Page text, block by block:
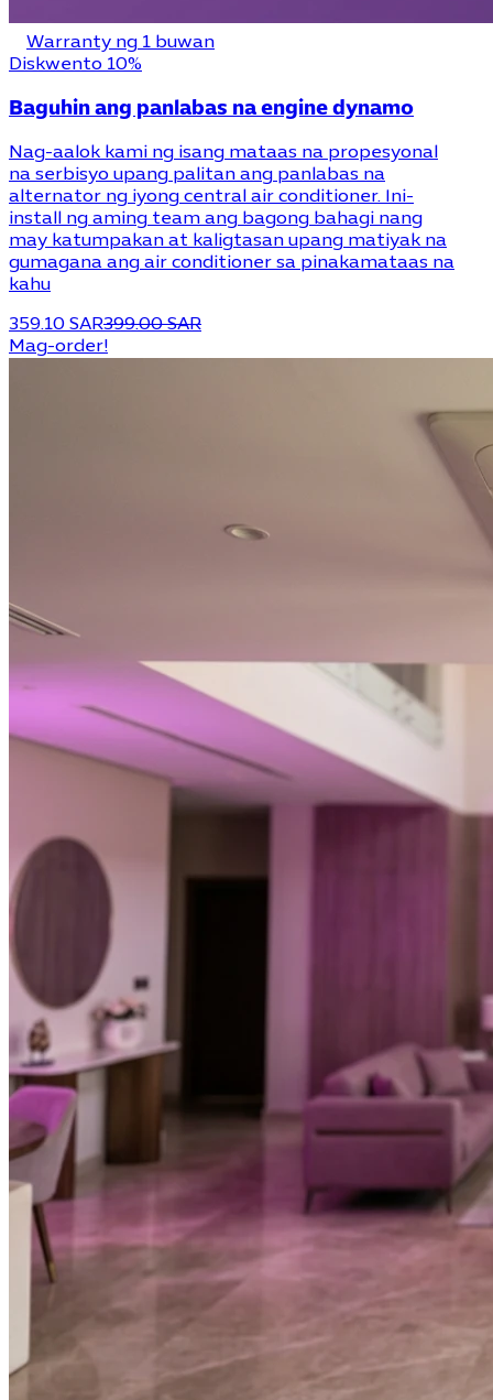
Warranty ng 1 buwan
Diskwento 10%
Baguhin ang panlabas na engine dynamo
Nag-aalok kami ng isang mataas na propesyonal
na serbisyo upang palitan ang panlabas na
alternator ng iyong central air conditioner. Ini-
install ng aming team ang bagong bahagi nang
may katumpakan at kaligtasan upang matiyak na
gumagana ang air conditioner sa pinakamataas na
kahu
359.10 SAR399.00 SAR
Mag-order!